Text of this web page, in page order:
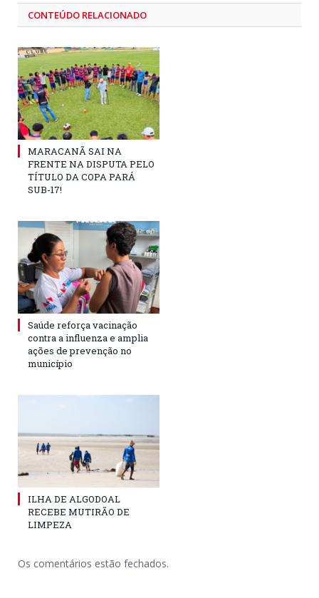
CONTEÚDO RELACIONADO
MARACANÃ SAI NA
FRENTE NA DISPUTA PELO
TÍTULO DA COPA PARÁ
SUB-17!
Saúde reforça vacinação
contra a influenza e amplia
ações de prevenção no
município
ILHA DE ALGODOAL
RECEBE MUTIRÃO DE
LIMPEZA
Os comentários estão fechados.